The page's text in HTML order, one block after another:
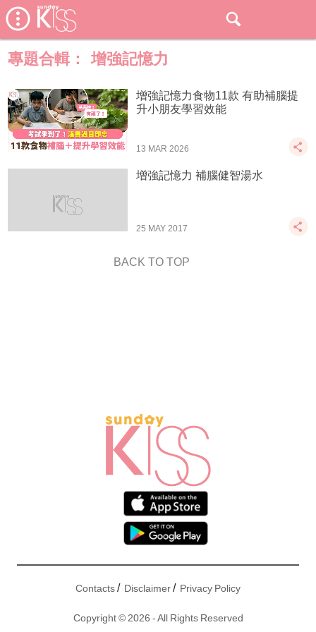
專題合輯： 增強記憶力
增強記憶力食物11款 有助補腦提
升小朋友學習效能
13 MAR 2026
增強記憶力 補腦健智湯水
25 MAY 2017
BACK TO TOP
Contacts/ Disclaimer/ Privacy Policy
Copyright © 2026 - All Rights Reserved